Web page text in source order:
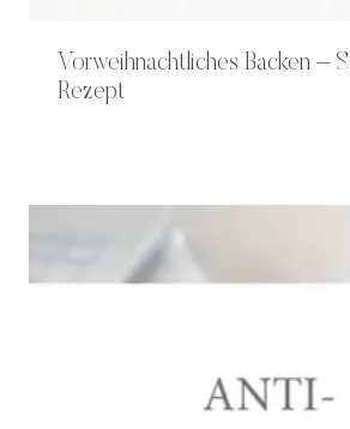
Vorweihnachtliches Backen –
Rezept